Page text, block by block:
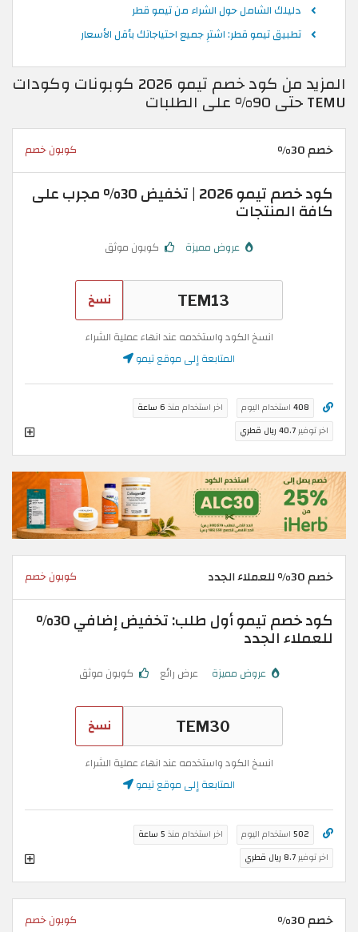
دليلك الشامل حول الشراء من تيمو قطر
تطبيق تيمو قطر: اشترِ جميع احتياجاتك بأقل الأسعار
المزيد من كود خصم تيمو 2026 كوبونات وكودات
TEMU حتى 90% على الطلبات
خصم 30% كوبون خصم
كود خصم تيمو 2026 | تخفيض 30% مجرب على
كافة المنتجات
عروض مميزة كوبون موثق
نسخ
انسخ الكود واستخدمه عند انهاء عملية الشراء
المتابعة إلى موقع تيمو
408 استخدام اليوم اخر استخدام منذ 6 ساعة
اخر توفير40.7 ريال قطري
خصم 30% للعملاء الجدد كوبون خصم
كود خصم تيمو أول طلب: تخفيض إضافي 30%
للعملاء الجدد
عروض مميزة عرض رائع كوبون موثق
نسخ
انسخ الكود واستخدمه عند انهاء عملية الشراء
المتابعة إلى موقع تيمو
502 استخدام اليوم اخر استخدام منذ 5 ساعة
اخر توفير8.7 ريال قطري
خصم 30% كوبون خصم